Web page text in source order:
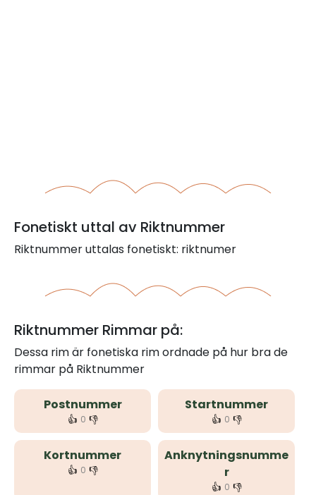
Fonetiskt uttal av Riktnummer
Riktnummer uttalas fonetiskt: riktnumer
Riktnummer Rimmar på:
Dessa rim är fonetiska rim ordnade på hur bra de
rimmar på Riktnummer
Postnummer
👍 0 👎
Startnummer
👍 0 👎
Kortnummer
👍 0 👎
Anknytningsnumme
r
👍 0 👎